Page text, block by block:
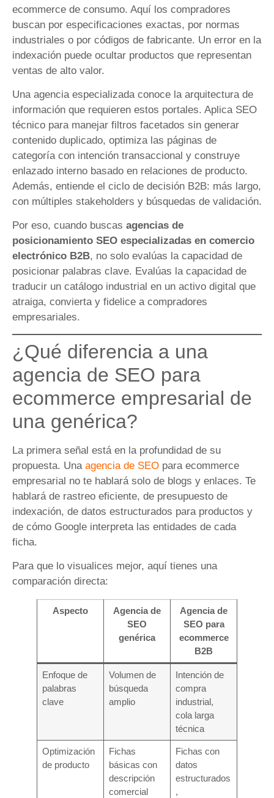
ecommerce de consumo. Aquí los compradores
buscan por especificaciones exactas, por normas
industriales o por códigos de fabricante. Un error en la
indexación puede ocultar productos que representan
ventas de alto valor.
Una agencia especializada conoce la arquitectura de
información que requieren estos portales. Aplica SEO
técnico para manejar filtros facetados sin generar
contenido duplicado, optimiza las páginas de
categoría con intención transaccional y construye
enlazado interno basado en relaciones de producto.
Además, entiende el ciclo de decisión B2B: más largo,
con múltiples stakeholders y búsquedas de validación.
Por eso, cuando buscas agencias de
posicionamiento SEO especializadas en comercio
electrónico B2B, no solo evalúas la capacidad de
posicionar palabras clave. Evalúas la capacidad de
traducir un catálogo industrial en un activo digital que
atraiga, convierta y fidelice a compradores
empresariales.
¿Qué diferencia a una
agencia de SEO para
ecommerce empresarial de
una genérica?
La primera señal está en la profundidad de su
propuesta. Una agencia de SEO para ecommerce
empresarial no te hablará solo de blogs y enlaces. Te
hablará de rastreo eficiente, de presupuesto de
indexación, de datos estructurados para productos y
de cómo Google interpreta las entidades de cada
ficha.
Para que lo visualices mejor, aquí tienes una
comparación directa:
Aspecto
Agencia de
SEO
genérica
Agencia de
SEO para
ecommerce
B2B
Enfoque de
palabras
clave
Volumen de
búsqueda
amplio
Intención de
compra
industrial,
cola larga
técnica
Optimización
de producto
Fichas
básicas con
descripción
comercial
Fichas con
datos
estructurados
,